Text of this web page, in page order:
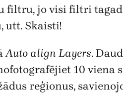
filtru, jo visi filtri
utt. Skaisti!
Auto align Layers.
10
reģionus,